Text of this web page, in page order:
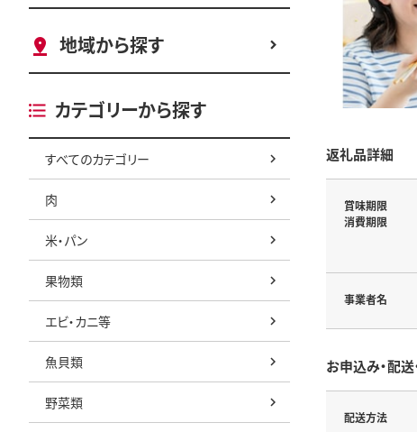
地域から探す
カテゴリーから探す
すべてのカテゴリー
肉
米・パン
果物類
エビ・カニ等
魚貝類
野菜類
返礼品詳細
賞味期限
消費期限
事業者名
お申込み・配送
配送方法